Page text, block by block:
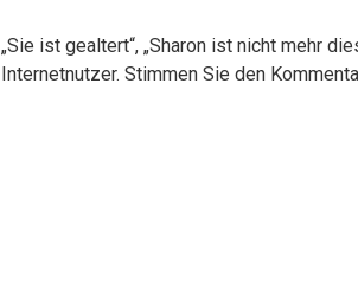
„Sie ist gealtert“, „Sharon ist nicht mehr
Internetnutzer. Stimmen Sie den